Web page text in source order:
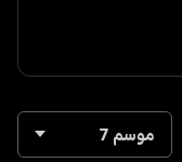
موسم 7